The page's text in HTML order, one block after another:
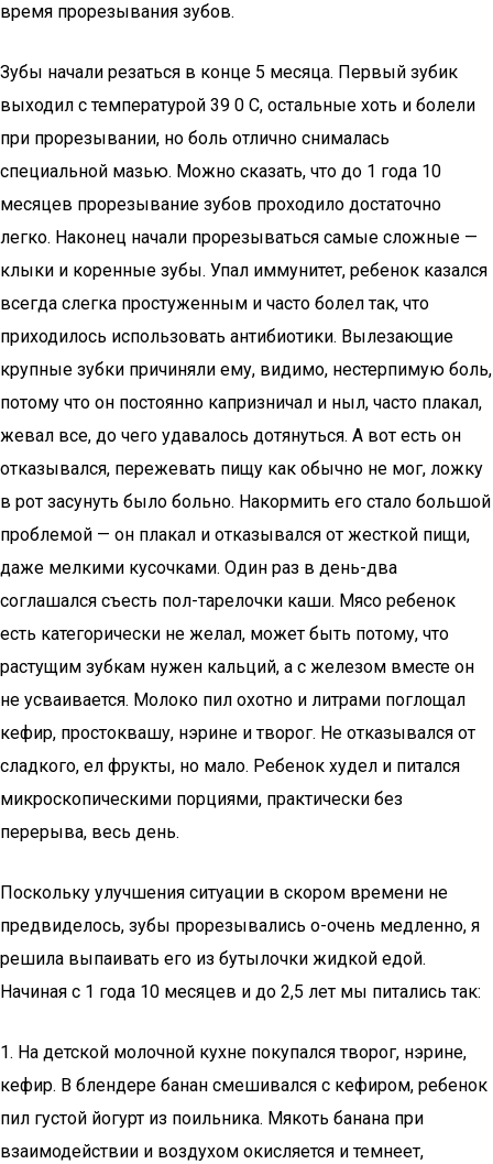
время прорезывания зубов.
Зубы начали резаться в конце 5 месяца. Первый зубик
выходил с температурой 39 0 С, остальные хоть и болели
при прорезывании, но боль отлично снималась
специальной мазью. Можно сказать, что до 1 года 10
месяцев прорезывание зубов проходило достаточно
легко. Наконец начали прорезываться самые сложные —
клыки и коренные зубы. Упал иммунитет, ребенок казался
всегда слегка простуженным и часто болел так, что
приходилось использовать антибиотики. Вылезающие
крупные зубки причиняли ему, видимо, нестерпимую боль,
потому что он постоянно капризничал и ныл, часто плакал,
жевал все, до чего удавалось дотянуться. А вот есть он
отказывался, пережевать пищу как обычно не мог, ложку
в рот засунуть было больно. Накормить его стало большой
проблемой — он плакал и отказывался от жесткой пищи,
даже мелкими кусочками. Один раз в день-два
соглашался съесть пол-тарелочки каши. Мясо ребенок
есть категорически не желал, может быть потому, что
растущим зубкам нужен кальций, а с железом вместе он
не усваивается. Молоко пил охотно и литрами поглощал
кефир, простоквашу, нэрине и творог. Не отказывался от
сладкого, ел фрукты, но мало. Ребенок худел и питался
микроскопическими порциями, практически без
перерыва, весь день.
Поскольку улучшения ситуации в скором времени не
предвиделось, зубы прорезывались о-oчень медленно, я
решила выпаивать его из бутылочки жидкой едой.
Начиная с 1 года 10 месяцев и до 2,5 лет мы питались так:
1. На детской молочной кухне покупался творог, нэрине,
кефир. В блендере банан смешивался с кефиром, ребенок
пил густой йогурт из поильника. Мякоть банана при
взаимодействии и воздухом окисляется и темнеет,